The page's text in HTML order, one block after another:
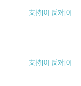
支持[0] 反对[0]
支持[0] 反对[0]